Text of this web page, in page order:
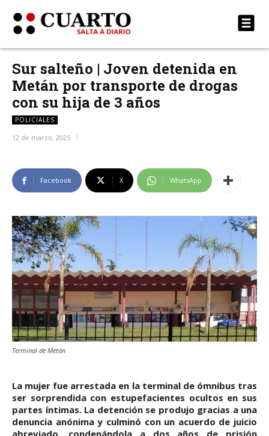
Sur salteño | Joven detenida en
Metán por transporte de drogas
con su hija de 3 años
POLICIALES
12 de marzo, 2025
Facebook X WhatsApp
Terminal de Metán
La mujer fue arrestada en la terminal de ómnibus tras
ser sorprendida con estupefacientes ocultos en sus
partes íntimas. La detención se produjo gracias a una
denuncia anónima y culminó con un acuerdo de juicio